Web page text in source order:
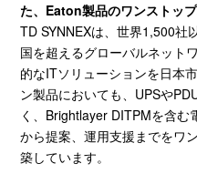
た、Eaton製品のワンストッ
TD SYNNEXは、世界1,500社
国を超えるグローバルネット
的なITソリューションを日本
ン製品においても、 UPSや
く、 Brightlayer DITPMを含む
から提案、運用支援までをワ
築しています。